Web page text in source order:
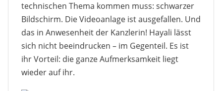
technischen Thema kommen muss: schwarzer
Bildschirm. Die Videoanlage ist ausgefallen. Und
das in Anwesenheit der Kanzlerin! Hayali lässt
sich nicht beeindrucken – im Gegenteil. Es ist
ihr Vorteil: die ganze Aufmerksamkeit liegt
wieder auf ihr.